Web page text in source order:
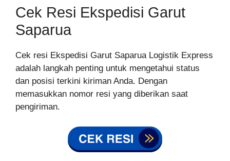
Cek Resi Ekspedisi Garut
Saparua
Cek resi Ekspedisi Garut Saparua Logistik Express
adalah langkah penting untuk mengetahui status
dan posisi terkini kiriman Anda. Dengan
memasukkan nomor resi yang diberikan saat
pengiriman.